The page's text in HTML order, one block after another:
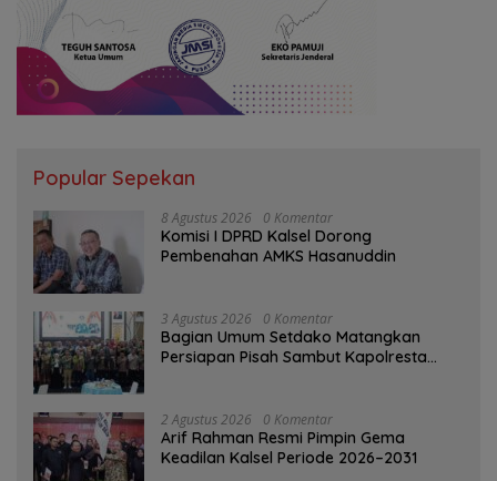
Popular Sepekan
8 Agustus 2026 0 Komentar
Komisi I DPRD Kalsel Dorong
Pembenahan AMKS Hasanuddin
3 Agustus 2026 0 Komentar
Bagian Umum Setdako Matangkan
Persiapan Pisah Sambut Kapolresta
2 Agustus 2026 0 Komentar
Arif Rahman Resmi Pimpin Gema
Keadilan Kalsel Periode 2026–2031